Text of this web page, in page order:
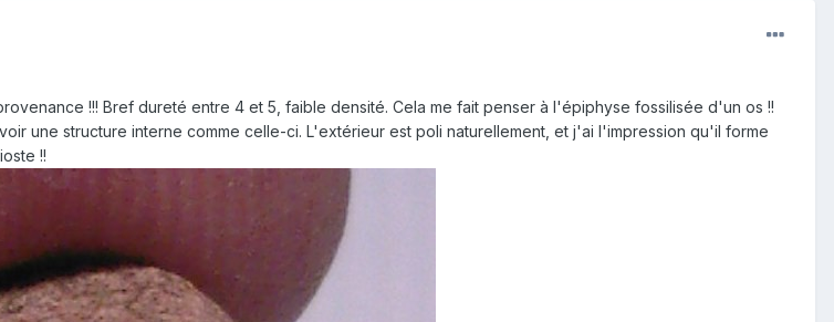
!!! Bref dureté entre 4 et 5, faible densité. Cela me fait penser à l'épiphyse fossilisée d'un os !!
une structure interne comme celle-ci. L'extérieur est poli naturellement, et j'ai l'impression qu'il forme
!!